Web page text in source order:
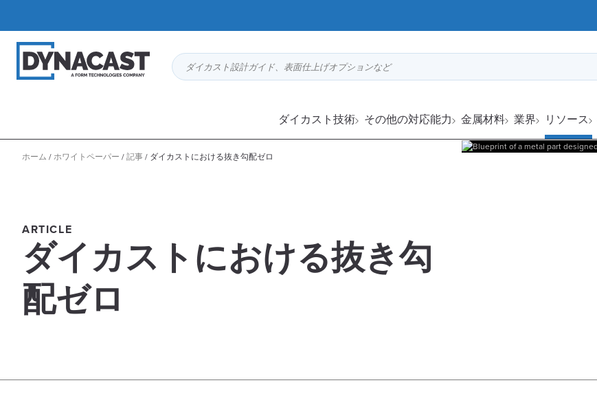
ダイカスト設計ガイド、表面仕上げオプションなど
ダイカスト技術 その他の対応能力 金属材料 業界 リソース
ホーム /ホワイトペーパー /記事/ ダイカストにおける抜き勾配ゼロ
ARTICLE
ダイカストにおける抜き勾
配ゼロ